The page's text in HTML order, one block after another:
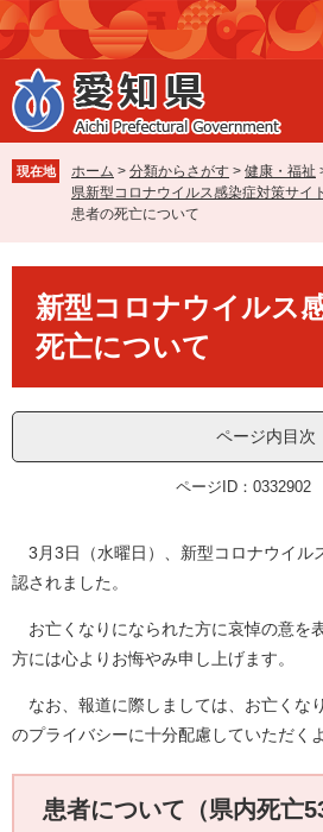
ペ
ー
ジ
の
先
で
す
メ
ニ
ュ
ー
を
ば
し
現在地 ホーム > 分類からさがす > 健康・福祉
県新型コロナウイルス感染症対策サイト
患者の死亡について
新型コロナウイルス
死亡について
ページ内目次
ページID：0332902
3月3日（水曜日）、新型コロナウイル
認されました。
お亡くなりになられた方に哀悼の意を
方には心よりお悔やみ申し上げます。
なお、報道に際しましては、お亡くな
のプライバシーに十分配慮していただく
患者について（県内死亡